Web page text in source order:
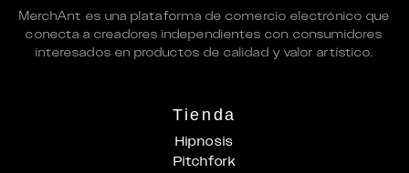
MerchAnt es una plataforma de comercio electrónico que
conecta a creadores independientes con consumidores
interesados en productos de calidad y valor artístico.
Tienda
Hipnosis
Pitchfork